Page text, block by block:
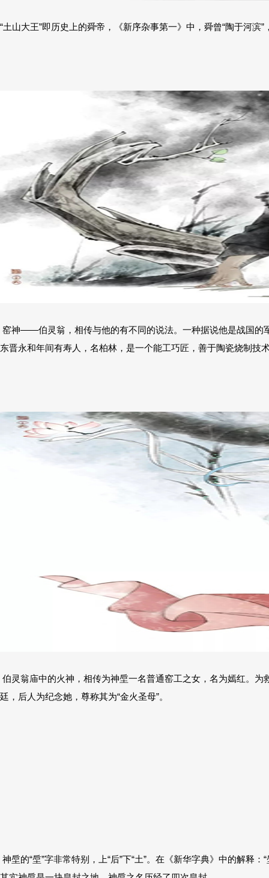
“土山大王”即历史上的舜帝，《新序杂事第一》中，舜曾“陶于河滨”
窑神——伯灵翁，相传与他的有不同的说法。一种据说他是战国的
东晋永和年间有寿人，名柏林，是一个能工巧匠，善于陶瓷烧制技
伯灵翁庙中的火神，相传为神垕一名普通窑工之女，名为嫣红。
廷，后人为纪念她，尊称其为“金火圣母”。
神垕的“垕”字非常特别，上“后”下“土”。在《新华字典》中的解释